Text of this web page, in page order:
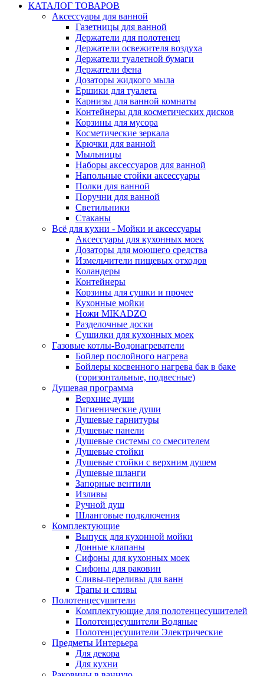
КАТАЛОГ ТОВАРОВ
Аксессуары для ванной
Газетницы для ванной
Держатели для полотенец
Держатели освежителя воздуха
Держатели туалетной бумаги
Держатели фена
Дозаторы жидкого мыла
Ершики для туалета
Карнизы для ванной комнаты
Контейнеры для косметических дисков
Корзины для мусора
Косметические зеркала
Крючки для ванной
Мыльницы
Наборы аксессуаров для ванной
Напольные стойки аксессуары
Полки для ванной
Поручни для ванной
Светильники
Стаканы
Всё для кухни - Мойки и аксессуары
Аксессуары для кухонных моек
Дозаторы для моющего средства
Измельчители пищевых отходов
Коландеры
Контейнеры
Корзины для сушки и прочее
Кухонные мойки
Ножи MIKADZO
Разделочные доски
Сушилки для кухонных моек
Газовые котлы-Водонагреватели
Бойлер послойного нагрева
Бойлеры косвенного нагрева бак в баке
(горизонтальные, подвесные)
Душевая программа
Верхние души
Гигиенические души
Душевые гарнитуры
Душевые панели
Душевые системы со смесителем
Душевые стойки
Душевые стойки с верхним душем
Душевые шланги
Запорные вентили
Изливы
Ручной душ
Шланговые подключения
Комплектующие
Выпуск для кухонной мойки
Донные клапаны
Сифоны для кухонных моек
Сифоны для раковин
Сливы-переливы для ванн
Трапы и сливы
Полотенцесушители
Комплектующие для полотенцесушителей
Полотенцесушители Водяные
Полотенцесушители Электрические
Предметы Интерьера
Для декора
Для кухни